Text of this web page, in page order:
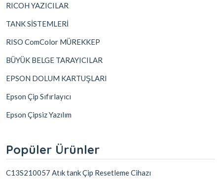
RICOH YAZICILAR
TANK SİSTEMLERİ
RISO ComColor MÜREKKEP
BÜYÜK BELGE TARAYICILAR
EPSON DOLUM KARTUŞLARI
Epson Çip Sıfırlayıcı
Epson Çipsiz Yazılım
Popüler Ürünler
C13S210057 Atık tank Çip Resetleme Cihazı